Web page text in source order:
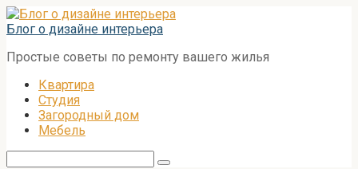
Перейти
к
Блог о дизайне интерьера
Простые советы по ремонту вашего жилья
Квартира
Студия
Загородный дом
Мебель